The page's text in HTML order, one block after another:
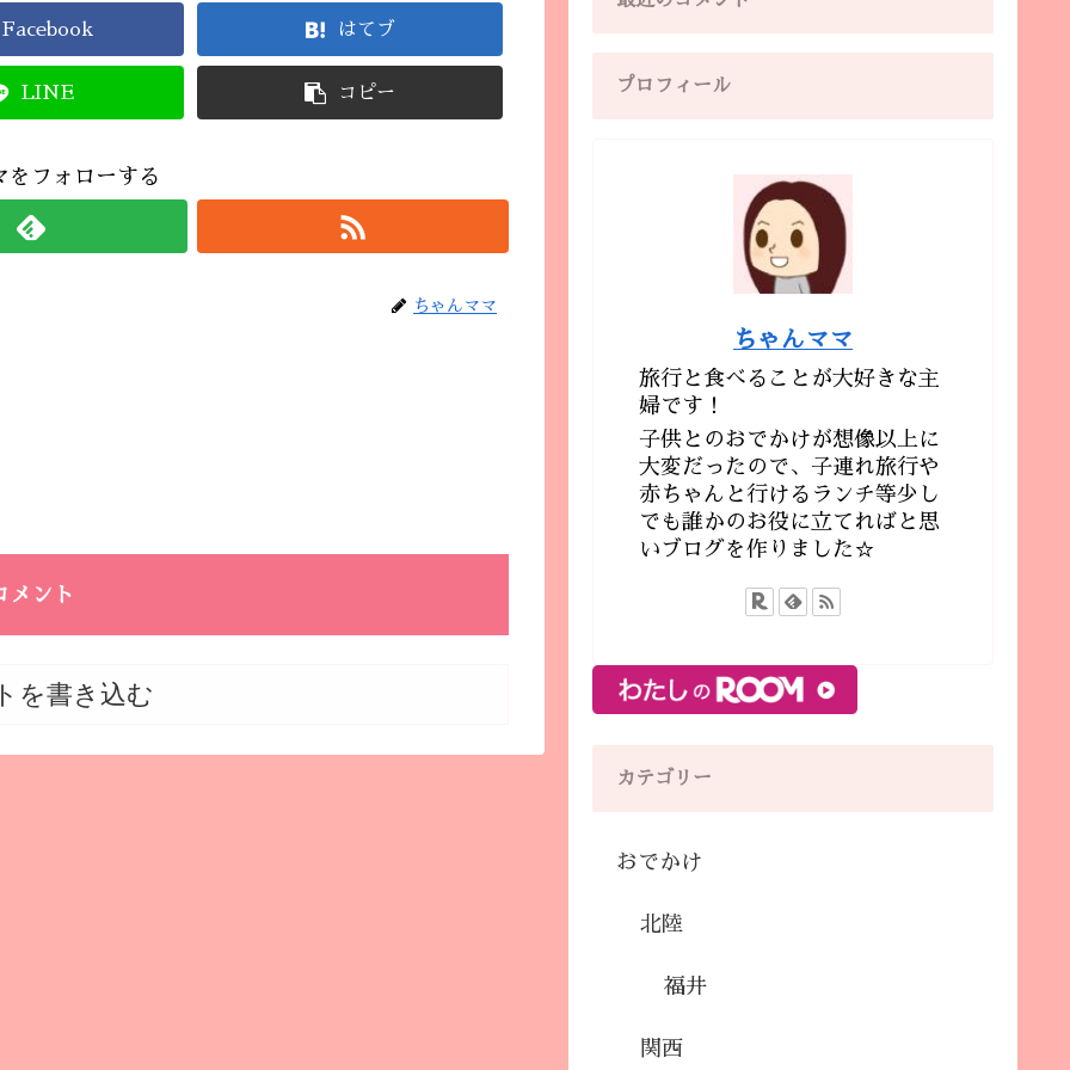
Facebook はてブ
LINE コピー
をフォローする
ちゃんママ
メント
を書き込む
プロフィール
ちゃんママ
旅行と食べることが大好きな主
婦です！
子供とのおでかけが想像以上に
大変だったので、子連れ旅行や
赤ちゃんと行けるランチ等少し
でも誰かのお役に立てればと思
いブログを作りました☆
カテゴリー
おでかけ
北陸
福井
関西